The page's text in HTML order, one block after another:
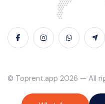
© Toprent.app 2026 — All